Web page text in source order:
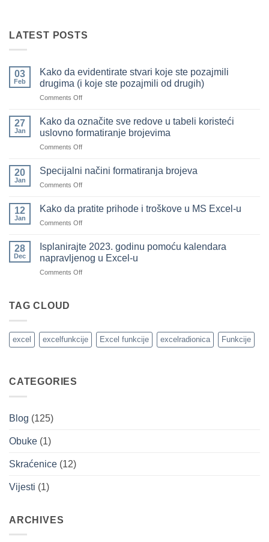
LATEST POSTS
03
Feb
Kako da evidentirate stvari koje ste pozajmili
drugima (i koje ste pozajmili od drugih)
Comments Offon
da
evidentirate
stvari
koje
pozajmili
ste
pozajmili
27
Jan
Kako da označite sve redove u tabeli koristeći
uslovno formatiranje brojevima
Comments Offon
da
u
formatiranje
brojevima
20
Jan
Specijalni načini formatiranja brojeva
Comments Offon
načini
formatiranja
12
Jan
Kako da pratite prihode i troškove u MS Excel-u
Comments Offon
da
prihode
i
28
Dec
Isplanirajte 2023. godinu pomoću kalendara
napravljenog u Excel-u
Comments Offon
napravljenog
u
TAG CLOUD
excel excelfunkcije Excel funkcije excelradionica Funkcije
CATEGORIES
Blog (125)
Obuke (1)
Skraćenice (12)
Vijesti (1)
ARCHIVES